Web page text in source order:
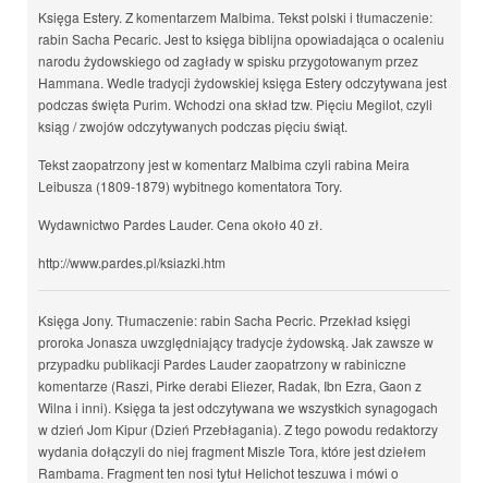
Księga Estery. Z komentarzem Malbima. Tekst polski i tłumaczenie:
rabin Sacha Pecaric. Jest to księga biblijna opowiadająca o ocaleniu
narodu żydowskiego od zagłady w spisku przygotowanym przez
Hammana. Wedle tradycji żydowskiej księga Estery odczytywana jest
podczas święta Purim. Wchodzi ona skład tzw. Pięciu Megilot, czyli
ksiąg / zwojów odczytywanych podczas pięciu świąt.
Tekst zaopatrzony jest w komentarz Malbima czyli rabina Meira
Leibusza (1809-1879) wybitnego komentatora Tory.
Wydawnictwo Pardes Lauder. Cena około 40 zł.
http://www.pardes.pl/ksiazki.htm
Księga Jony. Tłumaczenie: rabin Sacha Pecric. Przekład księgi
proroka Jonasza uwzględniający tradycje żydowską. Jak zawsze w
przypadku publikacji Pardes Lauder zaopatrzony w rabiniczne
komentarze (Raszi, Pirke derabi Eliezer, Radak, Ibn Ezra, Gaon z
Wilna i inni). Księga ta jest odczytywana we wszystkich synagogach
w dzień Jom Kipur (Dzień Przebłagania). Z tego powodu redaktorzy
wydania dołączyli do niej fragment Miszle Tora, które jest dziełem
Rambama. Fragment ten nosi tytuł Helichot teszuwa i mówi o